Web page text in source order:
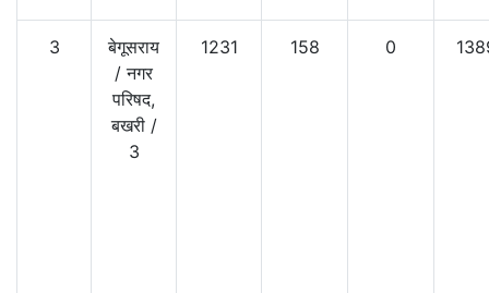
3
बेगूसराय
/नगर
परिषद,
बखरी /
3
1231 158 0